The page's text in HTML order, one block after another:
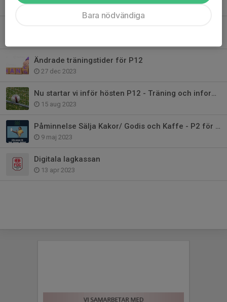
27 feb 2024
Ändrade träningstider för P12
27 dec 2023
Nu startar vi inför hösten P12 - Träning och information
15 aug 2023
Påminnelse Sälja Kakor/ Godis och Kaffe - P2 för pengar till Aros cupen
9 maj 2023
Digitala lagkassan
13 apr 2023
Bara nödvändiga